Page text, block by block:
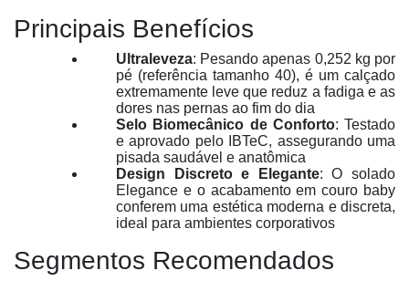
Principais Benefícios
Ultraleveza: Pesando apenas 0,252 kg por
pé (referência tamanho 40), é um calçado
extremamente leve que reduz a fadiga e as
dores nas pernas ao fim do dia
Selo Biomecânico de Conforto: Testado
e aprovado pelo IBTeC, assegurando uma
pisada saudável e anatômica
Design Discreto e Elegante: O solado
Elegance e o acabamento em couro baby
conferem uma estética moderna e discreta,
ideal para ambientes corporativos
Segmentos Recomendados